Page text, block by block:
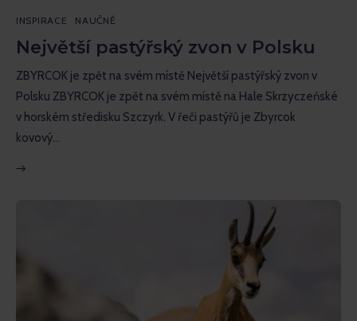
INSPIRACE NAUČNÉ
Největší pastýřský zvon v Polsku
ZBYRCOK je zpět na svém místě Největší pastýřský zvon v
Polsku ZBYRCOK je zpět na svém místě na Hale Skrzyczeńské
v horském středisku Szczyrk. V řeči pastýřů je Zbyrcok
kovový…